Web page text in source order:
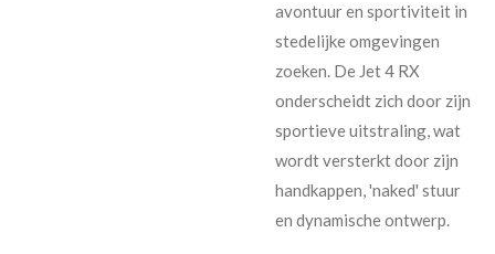
avontuur en sportiviteit in
stedelijke omgevingen
zoeken. De Jet 4 RX
onderscheidt zich door zijn
sportieve uitstraling, wat
wordt versterkt door zijn
handkappen, 'naked' stuur
en dynamische ontwerp.